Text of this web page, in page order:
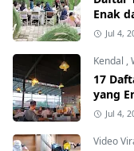
Enak
Jul 4,
Kendal ,
17
yang
Jul 4,
Video